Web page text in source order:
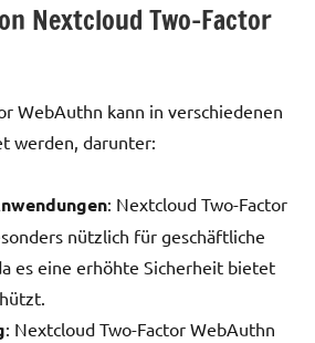
Nextcloud Two-Factor
WebAuthn kann in verschiedenen
werden, darunter:
: Nextcloud Two-Factor
nützlich für geschäftliche
es eine erhöhte Sicherheit bietet
: Nextcloud Two-Factor WebAuthn